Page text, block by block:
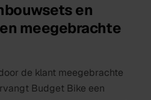
en
meegebrachte
de klant meegebrachte
Budget Bike een